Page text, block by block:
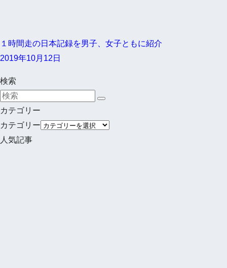
１時間走の日本記録を男子、女子ともに紹介
2019年10月12日
検索
カテゴリー
カテゴリー
人気記事